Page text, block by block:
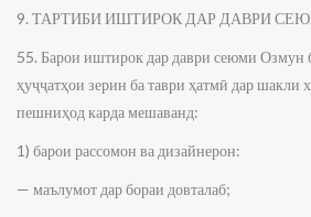
9. ТАРТИБИ ИШТИРОК ДАР ДАВРИ
55. Барои иштирок дар даври сеюми Озмун
ҳуҷҷатҳои зерин ба таври ҳатмӣ дар шакли
пешниҳод карда мешаванд:
1) барои рассомон ва дизайнерон:
— маълумот дар бораи довталаб;